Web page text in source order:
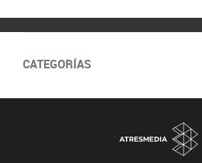
CATEGORÍAS